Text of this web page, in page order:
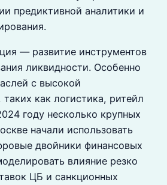
предиктивной аналитики и
— развитие инструментов
ликвидности. Особенно
с высокой
как логистика, ритейл
году несколько крупных
начали использовать
двойники финансовых
влияние резко
ЦБ и санкционных